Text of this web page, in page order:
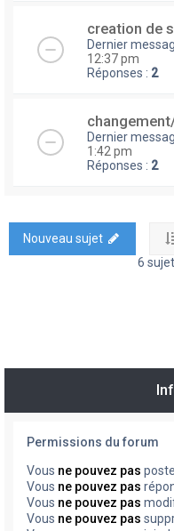
creation de
Dernier
12:37 pm
Réponses : 2
Dernier
1:42 pm
Réponses : 2
Nouveau sujet
6
Permissions du forum
Vous ne pouvez pas
Vous ne pouvez pas
Vous ne pouvez pas
Vous ne pouvez pas